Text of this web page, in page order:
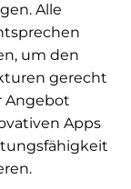
Alle
um den
gerecht
Angebot
Apps